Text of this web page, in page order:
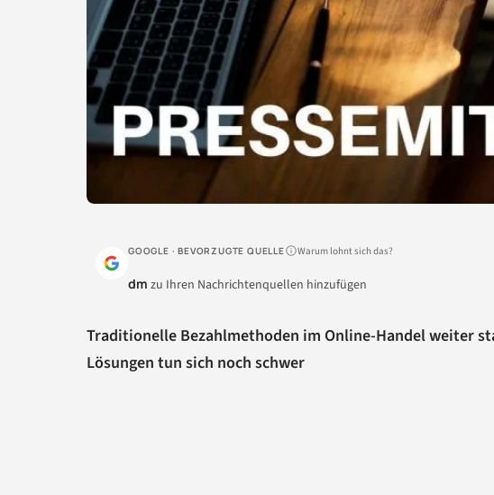
GOOGLE · BEVORZUGTE QUELLE Warum lohnt sich das?
dm zu Ihren Nachrichtenquellen hinzufügen
Traditionelle Bezahlmethoden im Online-Handel weiter
Lösungen tun sich noch schwer